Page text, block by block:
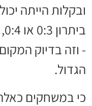
ובקלות הייתה
- וזה בדיוק
הגדול.
כי במשחקים